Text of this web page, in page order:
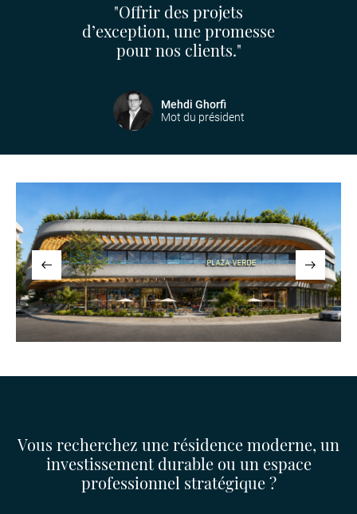
"Offrir des projets
d’exception, une promesse
pour nos clients."
Mehdi Ghorfi
Mot du président
Vous recherchez une résidence moderne, un
investissement durable ou un espace
professionnel stratégique ?